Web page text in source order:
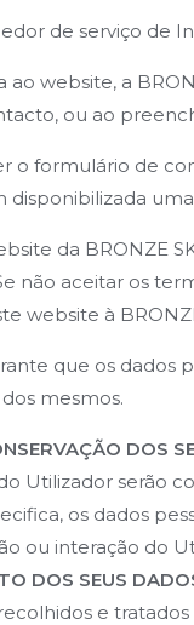
de serviço de
ao website, a
ou ao
o formulário de
disponibilizada
da BRONZE
não aceitar os
website à
que os dados
mesmos.
DOS
Utilizador serão
os dados
ou interação do
DOS SEUS
e